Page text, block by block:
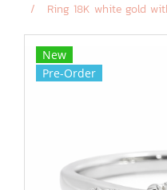
Ring 18K white gold
New
Pre-Order